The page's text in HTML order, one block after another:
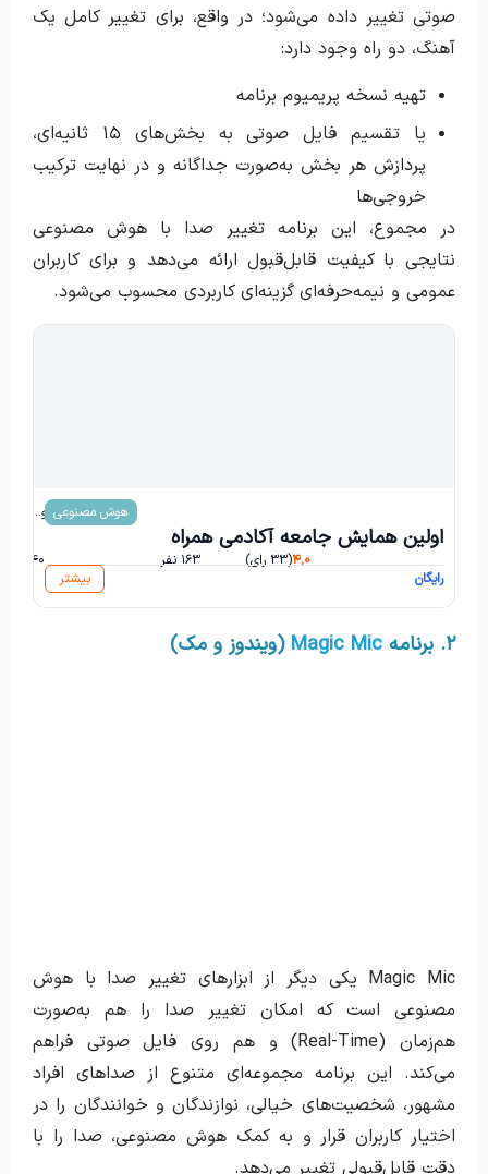
صوتی تغییر داده می‌شود؛ در واقع، برای تغییر کامل یک
آهنگ، دو راه وجود دارد:
تهیه نسخه پریمیوم برنامه
یا تقسیم فایل صوتی به بخش‌های ۱۵ ثانیه‌ای،
پردازش هر بخش به‌صورت جداگانه و در نهایت ترکیب
خروجی‌ها
در مجموع، این برنامه تغییر صدا با هوش مصنوعی
نتایجی با کیفیت قابل‌قبول ارائه می‌دهد و برای کاربران
عمومی و نیمه‌حرفه‌ای گزینه‌ای کاربردی محسوب می‌شود.
امیرحسین صالح و...
هوش مصنوعی
اولین همایش جامعه آکادمی همراه
۴,۰(۳۳ رای) ۱۶۳ نفر
۲۴۰ ساعت و ۰ دقیقه
رایگان
بیشتر
۲. برنامه Magic Mic (ویندوز و مک)
Magic Mic یکی دیگر از ابزارهای تغییر صدا با هوش
مصنوعی است که امکان تغییر صدا را هم به‌صورت
هم‌زمان (Real-Time) و هم روی فایل صوتی فراهم
می‌کند. این برنامه مجموعه‌ای متنوع از صداهای افراد
مشهور، شخصیت‌های خیالی، نوازندگان و خوانندگان را در
اختیار کاربران قرار و به کمک هوش مصنوعی، صدا را با
دقت قابل‌قبولی تغییر می‌دهد.